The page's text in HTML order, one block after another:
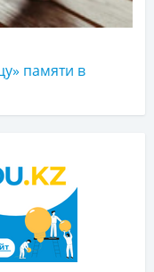
памяти в